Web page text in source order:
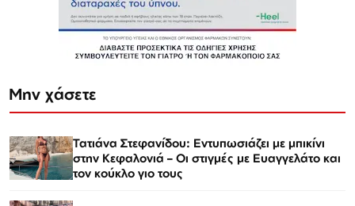
Μην χάσετε
Τατιάνα Στεφανίδου: Εντυπωσιάζει με μπικίνι
στην Κεφαλονιά – Οι στιγμές με Ευαγγελάτο και
τον κούκλο γιο τους